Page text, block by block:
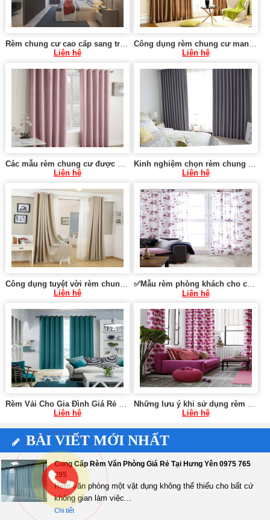
Rèm chung cư cao cấp sang trọng tại Hà Nội 0975 765 295 KT580
Liên hệ
Công dụng rèm chung cư mang lại 0975 765 295 MT021
Liên hệ
Liên hệ
Liên hệ
Công dụng tuyệt vời rèm chung cư mang lại tại Hà Nội 0975 765 295 SK086
Liên hệ
✅Mẫu rèm phòng khách cho chung cư tại Hà Nội 0975 765 295 SK589
Liên hệ
Rèm Vải Cho Gia Đình Giá Rẻ Tại Hà Nội SK592
Liên hệ
Những lưu ý khi sử dụng rèm cửa chung cư 0975765295 SK59
Liên hệ
BÀI VIẾT MỚI NHẤT
Cung Cấp Rèm Văn Phòng Giá Rẻ Tại Hưng Yên 0975 765
295
Rèm văn phòng một vật dụng không thể thiếu cho bất cứ
không gian làm việc...
Chi tiết